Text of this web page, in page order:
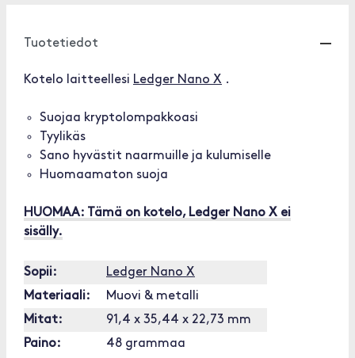
Tuotetiedot
Kotelo laitteellesi Ledger Nano X .
Suojaa kryptolompakkoasi
Tyylikäs
Sano hyvästit naarmuille ja kulumiselle
Huomaamaton suoja
HUOMAA: Tämä on kotelo, Ledger Nano X ei
sisälly.
Sopii:
Ledger Nano X
Materiaali:
Muovi & metalli
Mitat:
91,4 x 35,44 x 22,73 mm
Paino:
48 grammaa